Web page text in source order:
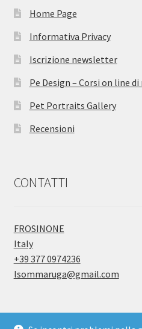
Home Page
Informativa Privacy
Iscrizione newsletter
Pe Design – Corsi on line
Pet Portraits Gallery
Recensioni
CONTATTI
FROSINONE
Italy
+39 377 0974236
lsommaruga@gmail.com